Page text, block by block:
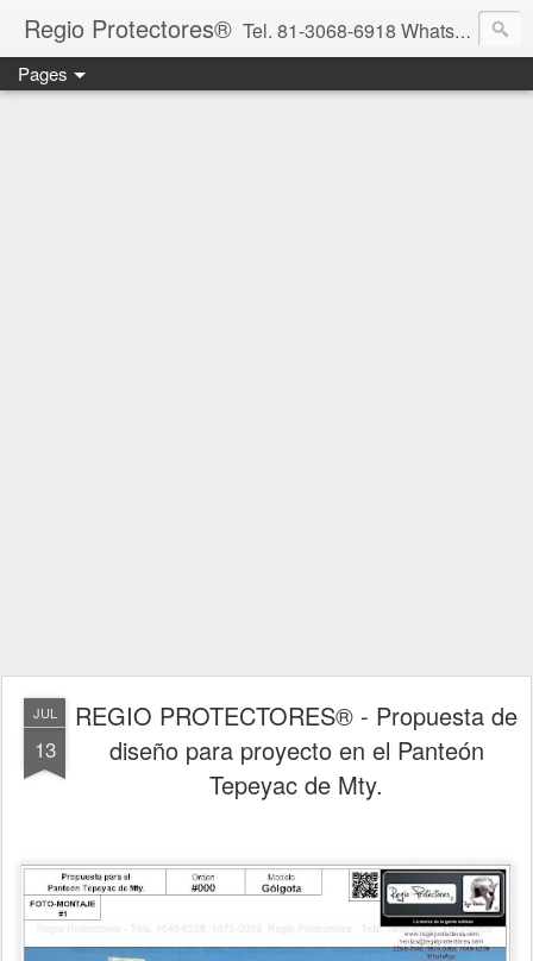
Regio Protectores® Tel. 81-3068-6918 WhatsApp 81-2636-2823 / 33-1145-3780 cotizacionregioprotectores@gmail.com / regioprotectores@gmail.com https://www.facebook.com/RegioProtectores/
Pages
JUL
13
REGIO PROTECTORES® - Propuesta de
diseño para proyecto en el Panteón
Tepeyac de Mty.